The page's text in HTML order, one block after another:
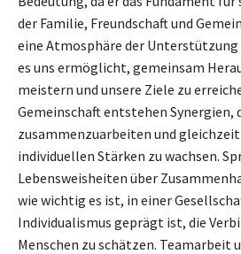
der Familie, Freundschaft und
eine Atmosphäre der Unterstützung
es uns ermöglicht, gemeinsam
meistern und unsere Ziele zu
Gemeinschaft entstehen Synergien,
zusammenzuarbeiten und
individuellen Stärken zu wachsen.
Lebensweisheiten über
wie wichtig es ist, in einer
Individualismus geprägt ist, die
Menschen zu schätzen. Teamarbeit